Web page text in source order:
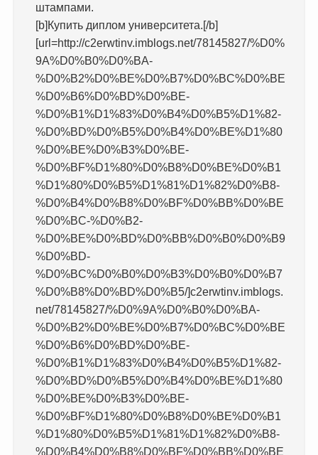
штампами.
[b]Купить диплом университета.[/b]
[url=http://c2erwtinv.imblogs.net/78145827/%D0%
9A%D0%B0%D0%BA-
%D0%B2%D0%BE%D0%B7%D0%BC%D0%BE
%D0%B6%D0%BD%D0%BE-
%D0%B1%D1%83%D0%B4%D0%B5%D1%82-
%D0%BD%D0%B5%D0%B4%D0%BE%D1%80
%D0%BE%D0%B3%D0%BE-
%D0%BF%D1%80%D0%B8%D0%BE%D0%B1
%D1%80%D0%B5%D1%81%D1%82%D0%B8-
%D0%B4%D0%B8%D0%BF%D0%BB%D0%BE
%D0%BC-%D0%B2-
%D0%BE%D0%BD%D0%BB%D0%B0%D0%B9
%D0%BD-
%D0%BC%D0%B0%D0%B3%D0%B0%D0%B7
%D0%B8%D0%BD%D0%B5/]c2erwtinv.imblogs.
net/78145827/%D0%9A%D0%B0%D0%BA-
%D0%B2%D0%BE%D0%B7%D0%BC%D0%BE
%D0%B6%D0%BD%D0%BE-
%D0%B1%D1%83%D0%B4%D0%B5%D1%82-
%D0%BD%D0%B5%D0%B4%D0%BE%D1%80
%D0%BE%D0%B3%D0%BE-
%D0%BF%D1%80%D0%B8%D0%BE%D0%B1
%D1%80%D0%B5%D1%81%D1%82%D0%B8-
%D0%B4%D0%B8%D0%BF%D0%BB%D0%BE